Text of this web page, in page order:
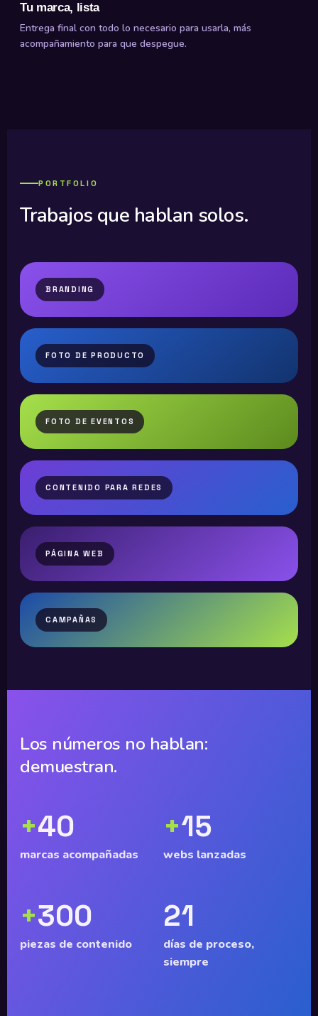
Tu marca, lista
Entrega final con todo lo necesario para usarla, más
acompañamiento para que despegue.
PORTFOLIO
Trabajos que hablan solos.
BRANDING
FOTO DE PRODUCTO
FOTO DE EVENTOS
CONTENIDO PARA REDES
PÁGINA WEB
CAMPAÑAS
Los números no hablan:
demuestran.
+40
marcas acompañadas
+15
webs lanzadas
+300
piezas de contenido
21
días de proceso,
siempre